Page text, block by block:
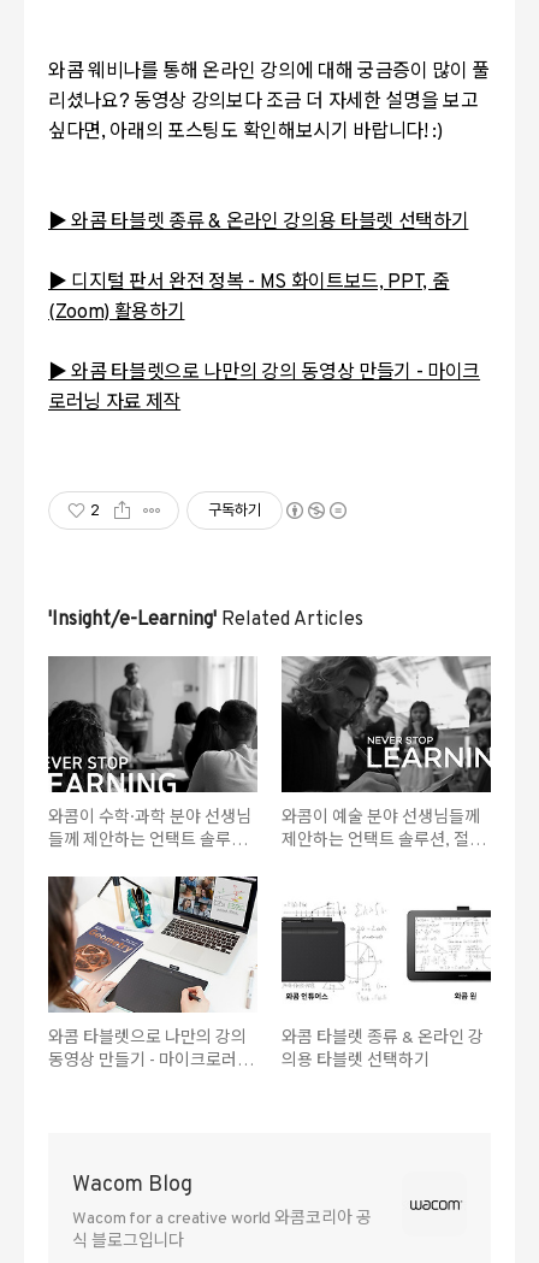
와콤 웨비나를 통해 온라인 강의에 대해 궁금증이 많이 풀
리셨나요? 동영상 강의보다 조금 더 자세한 설명을 보고
싶다면, 아래의 포스팅도 확인해보시기 바랍니다! :)
▶ 와콤 타블렛 종류 & 온라인 강의용 타블렛 선택하기
▶ 디지털 판서 완전 정복 - MS 화이트보드, PPT, 줌
(Zoom) 활용하기
▶ 와콤 타블렛으로 나만의 강의 동영상 만들기 - 마이크
로러닝 자료 제작
2 구독하기
'Insight/e-Learning' Related Articles
와콤이 수학·과학 분야 선생님
들께 제안하는 언택트 솔루션,
와콤이 예술 분야 선생님들께
제안하는 언택트 솔루션, 절대
와콤 타블렛으로 나만의 강의
동영상 만들기 - 마이크로러닝
와콤 타블렛 종류 & 온라인 강
의용 타블렛 선택하기
Wacom Blog
Wacom for a creative world 와콤코리아 공
식 블로그입니다